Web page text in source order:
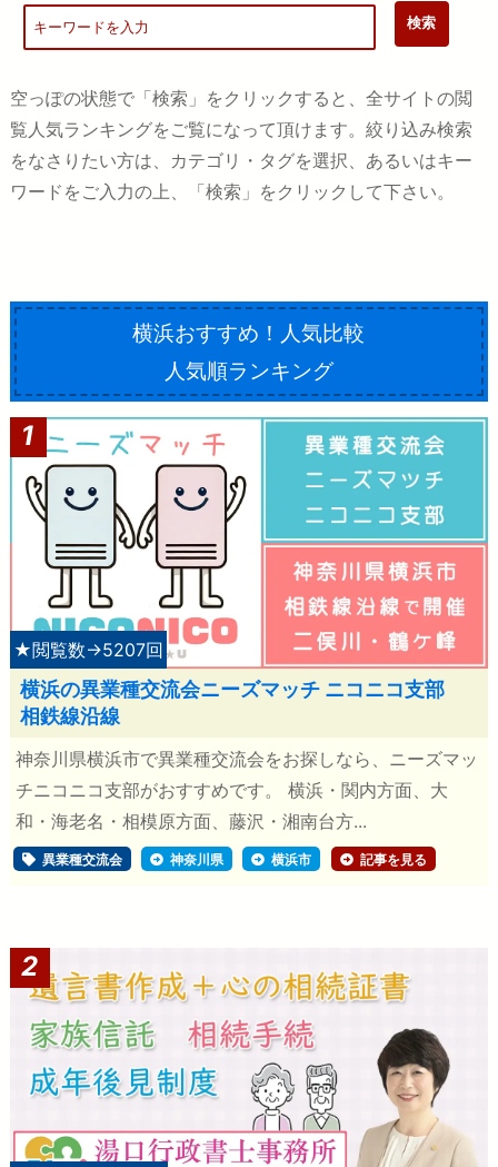
空っぽの状態で「検索」をクリックすると、全サイトの閲
覧人気ランキングをご覧になって頂けます。絞り込み検索
をなさりたい方は、カテゴリ・タグを選択、あるいはキー
ワードをご入力の上、「検索」をクリックして下さい。
横浜おすすめ！人気比較
人気順ランキング
1
★閲覧数→5207回
横浜の異業種交流会ニーズマッチ ニコニコ支部
相鉄線沿線
神奈川県横浜市で異業種交流会をお探しなら、ニーズマッ
チニコニコ支部がおすすめです。 横浜・関内方面、大
和・海老名・相模原方面、藤沢・湘南台方...
異業種交流会 神奈川県 横浜市 記事を見る
2